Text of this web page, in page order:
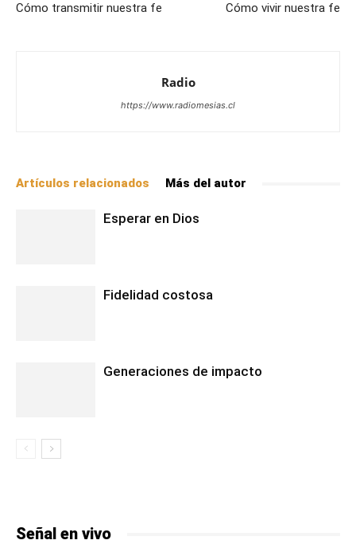
Cómo transmitir nuestra fe Cómo vivir nuestra fe
Radio
https://www.radiomesias.cl
Artículos relacionados Más del autor
Esperar en Dios
Fidelidad costosa
Generaciones de impacto
Señal en vivo